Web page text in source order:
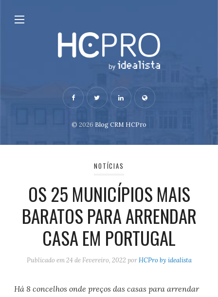
© 2026 Blog CRM HCPro
NOTÍCIAS
OS 25 MUNICÍPIOS MAIS
BARATOS PARA ARRENDAR
CASA EM PORTUGAL
Publicado em24 de Fevereiro, 2022 porHCPro by idealista
Há 8 concelhos onde preços das casas para arrendar